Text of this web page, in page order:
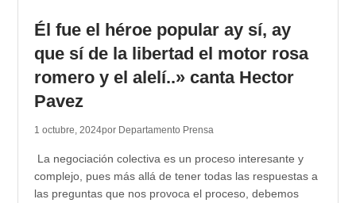
Él fue el héroe popular ay sí, ay
que sí de la libertad el motor rosa
romero y el alelí..» canta Hector
Pavez
1 octubre, 2024por Departamento Prensa
La negociación colectiva es un proceso interesante y
complejo, pues más allá de tener todas las respuestas a
las preguntas que nos provoca el proceso, debemos